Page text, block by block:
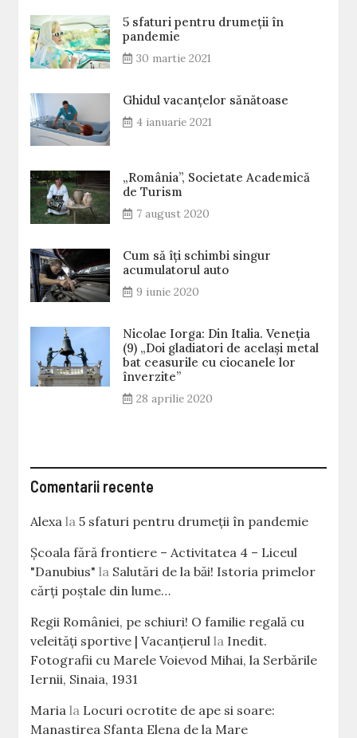
5 sfaturi pentru drumeții în
pandemie
30 martie 2021
Ghidul vacanțelor sănătoase
4 ianuarie 2021
„România”, Societate Academică
de Turism
7 august 2020
Cum să îți schimbi singur
acumulatorul auto
9 iunie 2020
Nicolae Iorga: Din Italia. Veneţia
(9) „Doi gladiatori de același metal
bat ceasurile cu ciocanele lor
înverzite”
28 aprilie 2020
Comentarii recente
Alexa la5 sfaturi pentru drumeții în pandemie
Școala fără frontiere – Activitatea 4 – Liceul
"Danubius" la Salutări de la băi! Istoria primelor
cărţi poştale din lume…
Regii României, pe schiuri! O familie regală cu
veleităţi sportive | Vacanțierul la Inedit.
Fotografii cu Marele Voievod Mihai, la Serbările
Iernii, Sinaia, 1931
Maria la Locuri ocrotite de ape si soare:
Manastirea Sfanta Elena de la Mare